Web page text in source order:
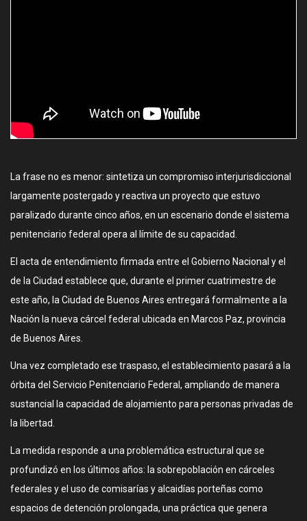
La frase no es menor: sintetiza un compromiso interjurisdiccional
largamente postergado y reactiva un proyecto que estuvo
paralizado durante cinco años, en un escenario donde el sistema
penitenciario federal opera al límite de su capacidad.
El acta de entendimiento firmada entre el Gobierno Nacional y el
de la Ciudad establece que, durante el primer cuatrimestre de
este año, la Ciudad de Buenos Aires entregará formalmente a la
Nación la nueva cárcel federal ubicada en Marcos Paz, provincia
de Buenos Aires.
Una vez completado ese traspaso, el establecimiento pasará a la
órbita del Servicio Penitenciario Federal, ampliando de manera
sustancial la capacidad de alojamiento para personas privadas de
la libertad.
La medida responde a una problemática estructural que se
profundizó en los últimos años: la sobrepoblación en cárceles
federales y el uso de comisarías y alcaidías porteñas como
espacios de detención prolongada, una práctica que genera